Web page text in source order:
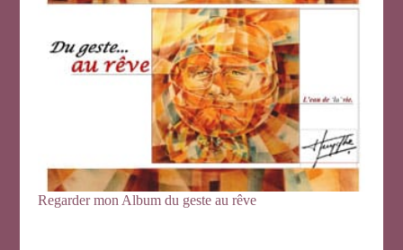
Regarder mon Album du geste au rêve